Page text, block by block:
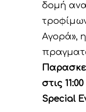
δομή
Αγορά»,
στις
Special